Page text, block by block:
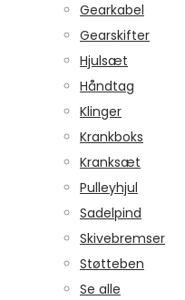
Gearkabel
Gearskifter
Hjulsæt
Håndtag
Klinger
Krankboks
Kranksæt
Pulleyhjul
Sadelpind
Skivebremser
Støtteben
Se alle